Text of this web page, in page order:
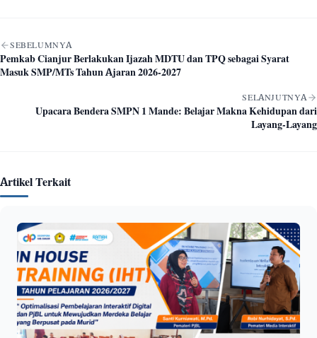
Navigasi artikel
SEBELUMNYA
Pemkab Cianjur Berlakukan Ijazah MDTU dan TPQ sebagai Syarat
Masuk SMP/MTs Tahun Ajaran 2026-2027
SELANJUTNYA
Upacara Bendera SMPN 1 Mande: Belajar Makna Kehidupan dari
Layang-Layang
Artikel Terkait